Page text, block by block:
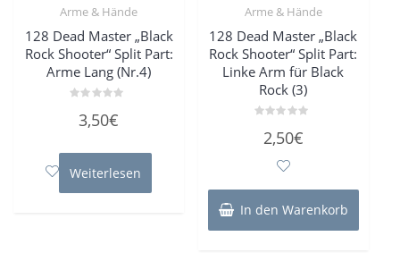
Arme & Hände
128 Dead Master „Black
Rock Shooter“ Split Part:
Arme Lang (Nr.4)
mit
5
3,50€
Weiterlesen
Arme & Hände
128 Dead Master „Black
Rock Shooter“ Split Part:
Linke Arm für Black
Rock (3)
mit2,50€
In den Warenkorb